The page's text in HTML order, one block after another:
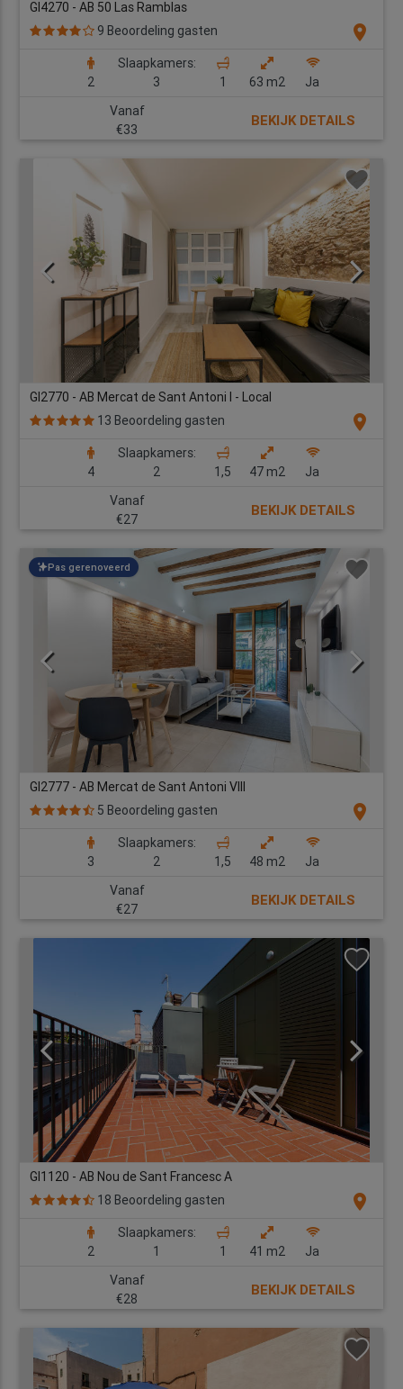
GI4270 - AB 50 Las Ramblas
9 Beoordeling gasten
location_on
2
Slaapkamers:
3
1 63 m2
Ja
Vanaf
€33
BEKIJK DETAILS
GI2770 - AB Mercat de Sant Antoni I - Local
13 Beoordeling gasten
location_on
4
Slaapkamers:
2
1,5 47 m2
Ja
Vanaf
€27
BEKIJK DETAILS
Pas gerenoveerd
GI2777 - AB Mercat de Sant Antoni VIII
5 Beoordeling gasten
location_on
3
Slaapkamers:
2
1,5 48 m2
Ja
Vanaf
€27
BEKIJK DETAILS
GI1120 - AB Nou de Sant Francesc A
18 Beoordeling gasten
location_on
2
Slaapkamers:
1
1 41 m2
Ja
Vanaf
€28
BEKIJK DETAILS